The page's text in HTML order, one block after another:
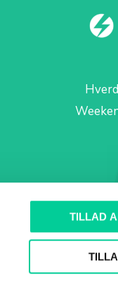
TILLAD